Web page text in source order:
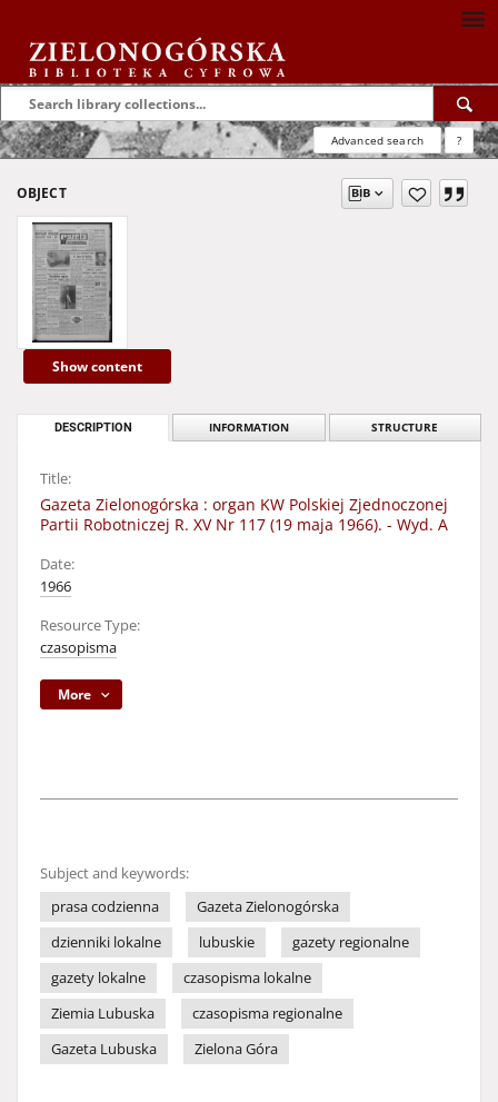
Advanced search ?
OBJECT
Show content
DESCRIPTION INFORMATION STRUCTURE
Title:
Gazeta Zielonogórska : organ KW Polskiej Zjednoczonej
Partii Robotniczej R. XV Nr 117 (19 maja 1966). - Wyd. A
Date:
1966
Resource Type:
czasopisma
More
Subject and keywords:
prasa codzienna
Gazeta Zielonogórska
dzienniki lokalne
lubuskie
gazety regionalne
gazety lokalne
czasopisma lokalne
Ziemia Lubuska
czasopisma regionalne
Gazeta Lubuska
Zielona Góra